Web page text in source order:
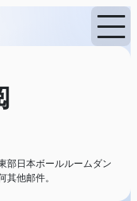
部日本ボールルームダン
他邮件。